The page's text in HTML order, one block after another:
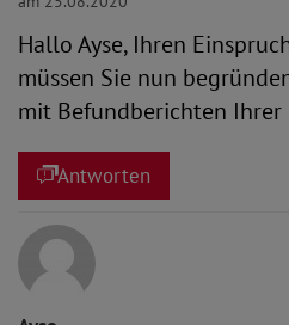
Hallo Ayse, Ihren
müssen Sie nun
mit Befundberichten Ihrer
Antworten